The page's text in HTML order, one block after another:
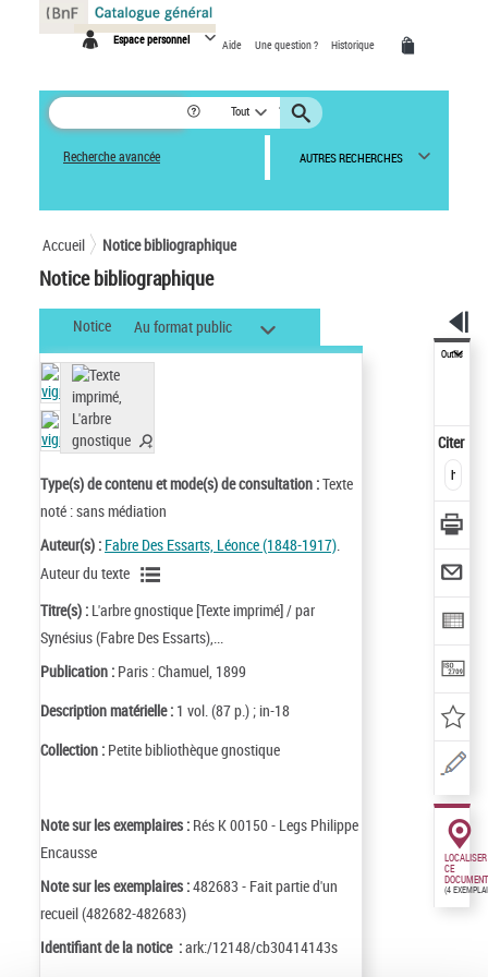
Espace personnel Aide Une question ? Historique
Tout
Recherche avancée AUTRES RECHERCHES
Accueil Notice bibliographique
Notice bibliographique
Notice Au format public
Type(s) de contenu et mode(s) de consultation :Texte
noté : sans médiation
Auteur(s) : Fabre Des Essarts, Léonce (1848-1917).
Auteur du texte
Titre(s) : L'arbre gnostique [Texte imprimé] / par
Synésius (Fabre Des Essarts),...
Publication : Paris : Chamuel, 1899
Description matérielle : 1 vol. (87 p.) ; in-18
Collection : Petite bibliothèque gnostique
Note sur les exemplaires : Rés K 00150 - Legs Philippe
Encausse
Note sur les exemplaires :482683 - Fait partie d'un
recueil (482682-482683)
Identifiant de la notice :ark:/12148/cb30414143s
Outils
Citer
LOCALISER
CE
DOCUMENT
(4
Panneau de gestion des cookies